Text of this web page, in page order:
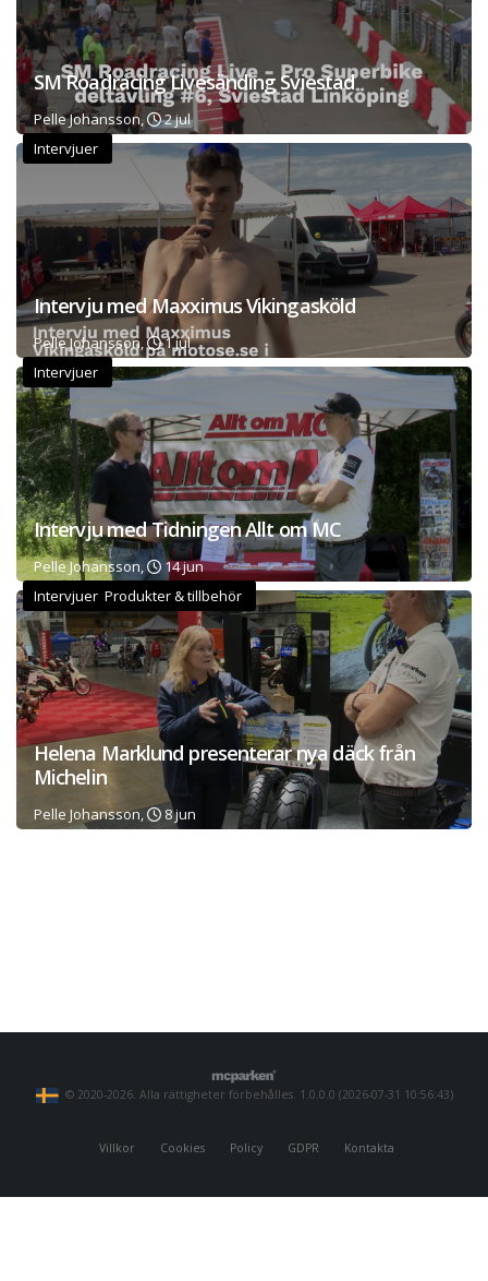
SM Roadracing Livesänding Sviestad
Pelle Johansson,
2 jul
Intervjuer
Intervju med Maxximus Vikingasköld
Pelle Johansson,
1 jul
Intervjuer
Intervju med Tidningen Allt om MC
Pelle Johansson,
14 jun
Intervjuer Produkter & tillbehör
Helena Marklund presenterar nya däck från
Michelin
Pelle Johansson, 8 jun
© 2020-2026. Alla rättigheter förbehålles. 1.0.0.0 (2026-07-31 10:56:43)
Villkor Cookies Policy GDPR Kontakta